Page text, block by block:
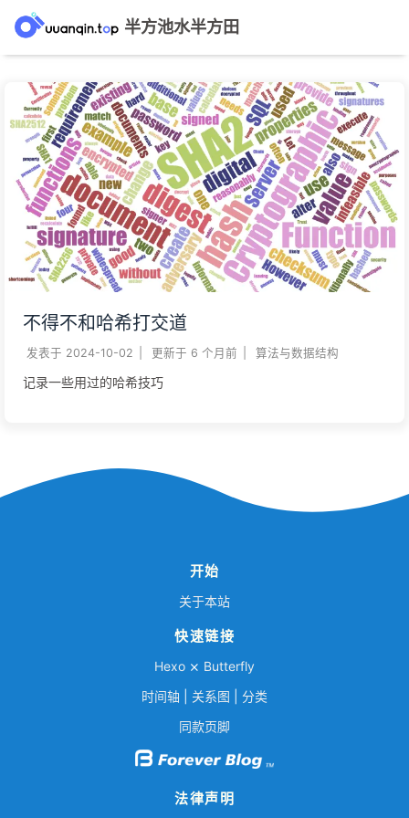
半方池水半方田
不得不和哈希打交道
发表于 2024-10-02 更新于 6 个月前 算法与数据结构
记录一些用过的哈希技巧
开始
关于本站
快速链接
Hexo ⨯ Butterfly
时间轴
关系图
分类
同款页脚
法律声明